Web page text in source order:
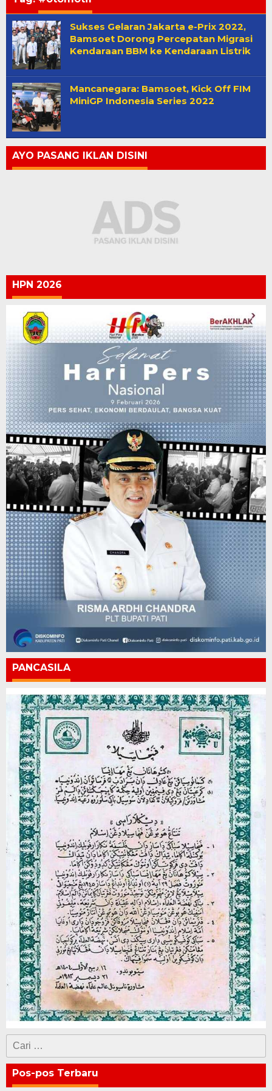
Sukses Gelaran Jakarta e-Prix 2022,
Bamsoet Dorong Percepatan Migrasi
Kendaraan BBM ke Kendaraan Listrik
Mancanegara: Bamsoet, Kick Off FIM
MiniGP Indonesia Series 2022
AYO PASANG IKLAN DISINI
HPN 2026
PANCASILA
Cari
untuk:
Pos-pos Terbaru